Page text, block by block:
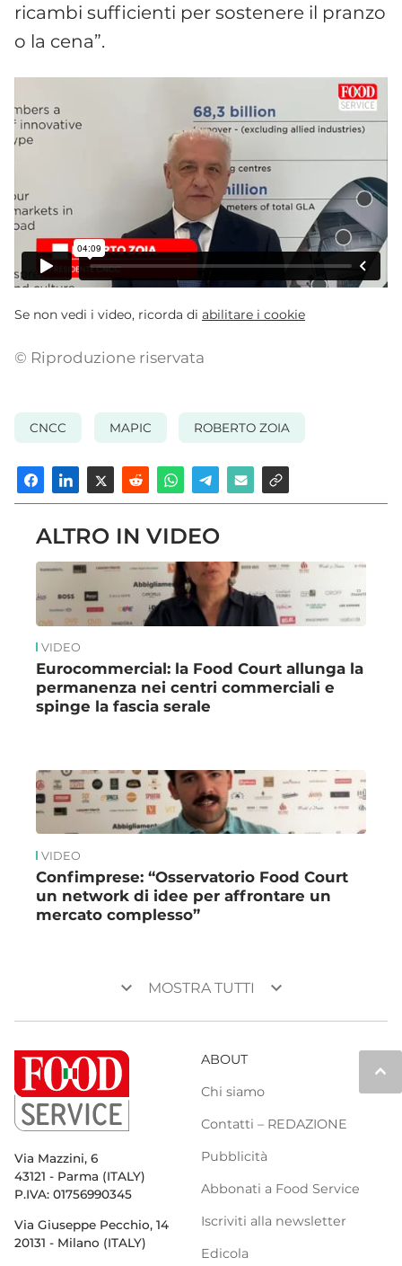
ricambi sufficienti per sostenere il pranzo
o la cena”.
Se non vedi i video, ricorda di abilitare i cookie
© Riproduzione riservata
CNCC MAPIC ROBERTO ZOIA
ALTRO IN VIDEO
VIDEO
Eurocommercial: la Food Court allunga la
permanenza nei centri commerciali e
spinge la fascia serale
VIDEO
Confimprese: “Osservatorio Food Court
un network di idee per affrontare un
mercato complesso”
keyboard_arrow_down MOSTRA TUTTI keyboard_arrow_down
keyboard_arrow_up
Via Mazzini, 6
43121 - Parma (ITALY)
P.IVA: 01756990345
Via Giuseppe Pecchio, 14
20131 - Milano (ITALY)
ABOUT
Chi siamo
Contatti – REDAZIONE
Pubblicità
Abbonati a Food Service
Iscriviti alla newsletter
Edicola